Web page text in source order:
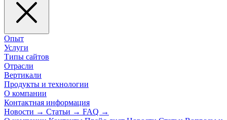
Опыт
Услуги
Типы сайтов
Отрасли
Вертикали
Продукты и технологии
О компании
Контактная информация
Новости → Статьи → FAQ →